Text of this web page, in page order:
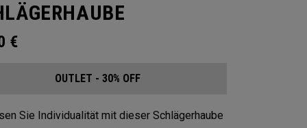
€
OUTLET - 30% OFF
Sie Individualität mit dieser Schlägerhaube